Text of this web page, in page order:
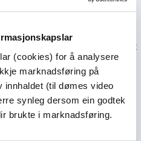
(cookies) for å analysere
marknadsføring på
innhaldet (til dømes video
synleg dersom ein godtek
brukte i marknadsføring.
f.eks. skuta ,
. Hvis fartøyet først og fremst
båttype med
hansom gjelder
kutteren,sjarken, tråleren
Omskip(f.eks. et
helst det, hvis ordetbåt
fartøyet.